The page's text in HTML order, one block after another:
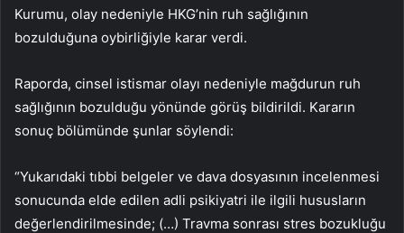
Kurumu, olay nedeniyle HKG’nin ruh sağlığının
bozulduğuna oybirliğiyle karar verdi.
Raporda, cinsel istismar olayı nedeniyle mağdurun ruh
sağlığının bozulduğu yönünde görüş bildirildi. Kararın
sonuç bölümünde şunlar söylendi:
“Yukarıdaki tıbbi belgeler ve dava dosyasının incelenmesi
sonucunda elde edilen adli psikiyatri ile ilgili hususların
değerlendirilmesinde; (…) Travma sonrası stres bozukluğu